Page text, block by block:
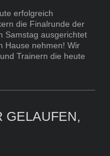
erfolgreich
die Finalrunde der
Samstag ausgerichtet
Hause nehmen! Wir
Trainern die heute
GELAUFEN,